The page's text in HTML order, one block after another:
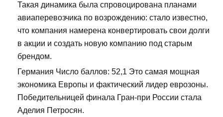
Такая динамика была спровоцирована планами
авиаперевозчика по возрождению: стало известно,
что компания намерена конвертировать свои долги
в акции и создать новую компанию под старым
брендом.
Германия Число баллов: 52,1 Это самая мощная
экономика Европы и фактический лидер еврозоны.
Победительницей финала Гран-при России стала
Аделия Петросян.